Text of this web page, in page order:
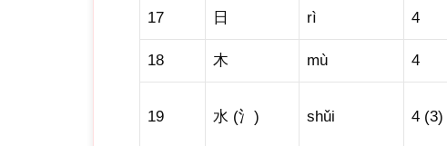
17 日 rì 4
18 木 mù 4
19 水 (氵) shǔi 4 (3)